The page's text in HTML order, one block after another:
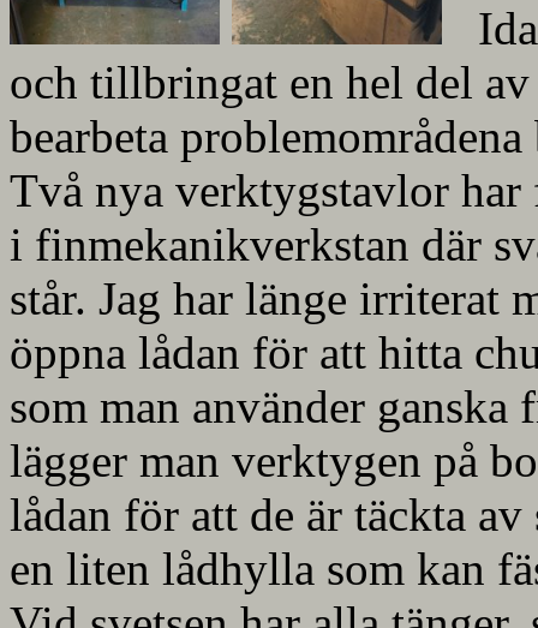
och tillbringat en hel del
bearbeta
Två nya verktygstavlor
i finmekanikverkstan där
står. Jag har länge irriterat
öppna lådan för att hitta
som man använder ganska
lägger man verktygen på
lådan för att de är täckta
en liten lådhylla som kan